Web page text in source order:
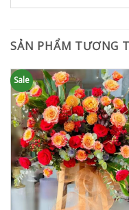
SẢN PHẨM TƯƠNG
Sale